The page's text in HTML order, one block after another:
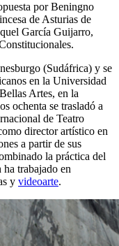
por Beningno
de Asturias de
García Guijarro,
(Sudáfrica) y se
en la Universidad
Artes, en la
ochenta se trasladó a
de Teatro
director artístico en
a partir de sus
la práctica del
trabajado en
y videoarte.